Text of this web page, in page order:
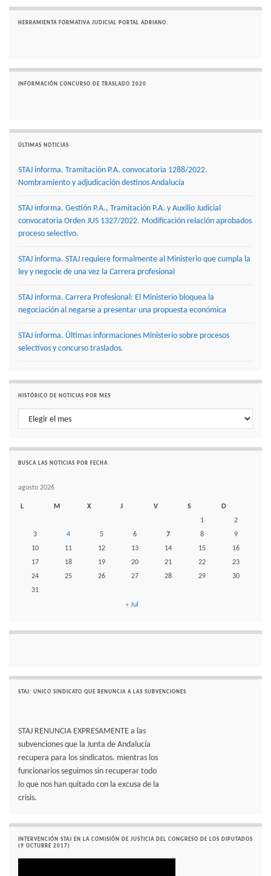
HERRAMIENTA FORMATIVA JUDICIAL PORTAL ADRIANO:
INFORMACIÓN CONCURSO DE TRASLADO 2020
ÚLTIMAS NOTICIAS
STAJ informa. Tramitación P.A. convocatoria 1288/2022.
Nombramiento y adjudicación destinos Andalucía
STAJ informa. Gestión P.A., Tramitación P.A. y Auxilio Judicial
convocatoria Orden JUS 1327/2022. Modificación relación aprobados
proceso selectivo.
STAJ informa. STAJ requiere formalmente al Ministerio que cumpla la
ley y negocie de una vez la Carrera profesional
STAJ informa. Carrera Profesional: El Ministerio bloquea la
negociación al negarse a presentar una propuesta económica
STAJ informa. Últimas informaciones Ministerio sobre procesos
selectivos y concurso traslados.
HISTÓRICO DE NOTICIAS POR MES
Histórico de noticias por mes
BUSCA LAS NOTICIAS POR FECHA
agosto 2026
L M X J V S
D
1
2
3
4 5 6 7 8
9
10
11 12 13 14 15
16
17
18 19 20 21 22
23
24
25 26 27 28 29
30
31
« Jul
STAJ: UNICO SINDICATO QUE RENUNCIA A LAS SUBVENCIONES
STAJ RENUNCIA EXPRESAMENTE a las
subvenciones que la Junta de Andalucía
recupera para los sindicatos. mientras los
funcionarios seguimos sin recuperar todo
lo que nos han quitado con la excusa de la
crisis.
INTERVENCIÓN STAJ EN LA COMISIÓN DE JUSTICIA DEL CONGRESO DE LOS DIPUTADOS
(9 OCTUBRE 2017)